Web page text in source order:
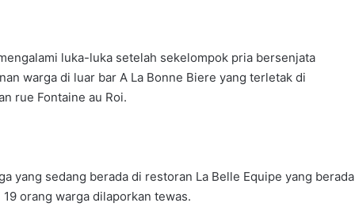
luka-luka setelah sekelompok pria bersenjata
warga di luar bar A La Bonne Biere yang terletak di
rue Fontaine au Roi.
yang sedang berada di restoran La Belle Equipe yang berada
orang warga dilaporkan tewas.